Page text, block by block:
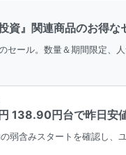
資』関連商品のお得な
セール。数量＆期間限定、
138.90円台で昨日安
の弱含みスタートを確認し、